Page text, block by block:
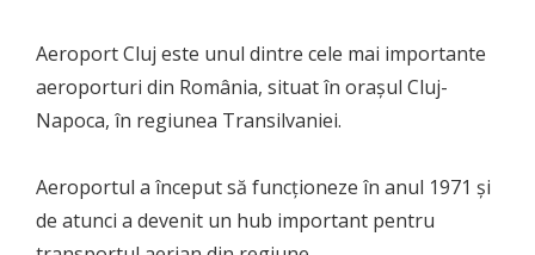
Aeroport Cluj este unul dintre cele mai importante
aeroporturi din România, situat în orașul Cluj-
Napoca, în regiunea Transilvaniei.
Aeroportul a început să funcționeze în anul 1971 și
de atunci a devenit un hub important pentru